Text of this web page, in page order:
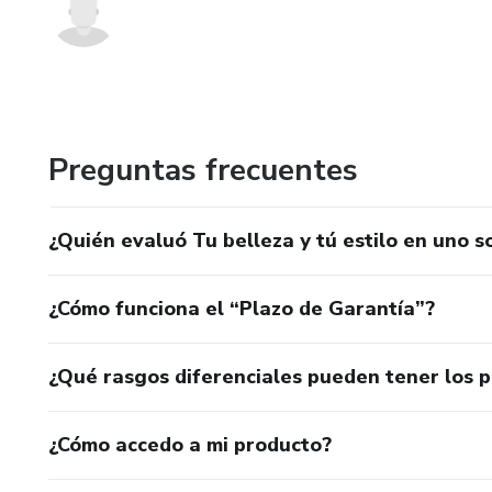
Preguntas frecuentes
¿Quién evaluó Tu belleza y tú estilo en uno
¿Cómo funciona el “Plazo de Garantía”?
¿Qué rasgos diferenciales pueden tener los
¿Cómo accedo a mi producto?